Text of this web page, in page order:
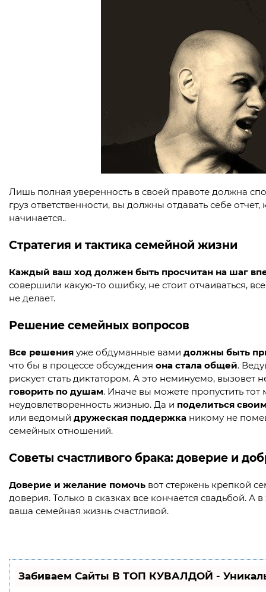
Лишь полная уверенность в своей правоте должна
груз ответственности, вы должны отдавать себе
начинается..
Стратегия и тактика семейной жизни
Каждый ваш ход должен быть просчитан на шаг
совершили какую-то ошибку, не стоит отчаиваться,
не делает.
Решение семейных вопросов
Все решения уже обдуманные вами должны быть
что бы в процессе обсуждения она стала общей.
рискует стать диктатором. А это неминуемо,
говорить по душам. Иначе вы можете пропустить
неудовлетворенность жизнью. Да и поделиться
или ведомый дружеская поддержка никому не
семейных отношений.
Советы счастливого брака: доверие и
Доверие и желание помочь вот стержень крепкой
доверия. Только в сказках все кончается свадьбой. А
ваша семейная жизнь счастливой.
Забиваем Сайты В ТОП КУВАЛДОЙ -